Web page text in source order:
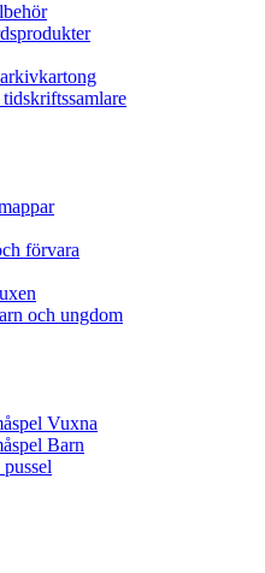
förvara
och ungdom
Vuxna
Barn